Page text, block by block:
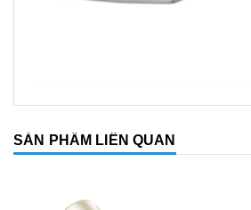
SẢN PHẨM LIÊN QUAN